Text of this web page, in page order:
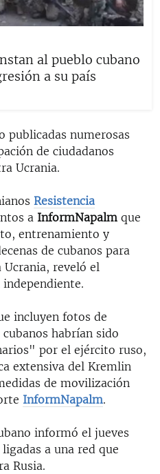
al pueblo cubano
a su país
publicadas numerosas
de ciudadanos
Ucrania.
Resistencia
a InformNapalm que
entrenamiento y
de cubanos para
reveló el
incluyen fotos de
habrían sido
por el ejército ruso,
extensiva del Kremlin
de movilización
InformNapalm.
informó el jueves
a una red que
Rusia.